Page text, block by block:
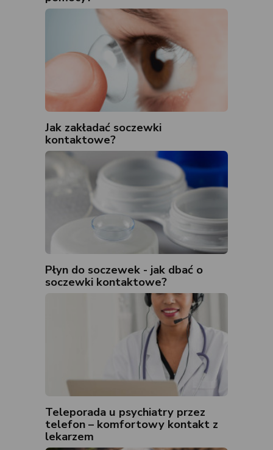
Jak zakładać soczewki
kontaktowe?
Płyn do soczewek - jak dbać o
soczewki kontaktowe?
Teleporada u psychiatry przez
telefon – komfortowy kontakt z
lekarzem